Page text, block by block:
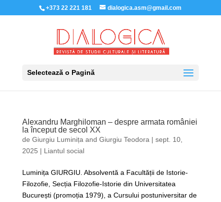
+373 22 221 181 dialogica.asm@gmail.com
Selectează o Pagină
Alexandru Marghiloman – despre armata româniei
la început de secol XX
de Giurgiu Luminița and Giurgiu Teodora | sept. 10,
2025 | Liantul social
Luminița GIURGIU. Absolventă a Facultății de Istorie-
Filozofie, Secția Filozofie-Istorie din Universitatea
București (promoția 1979), a Cursului postuniversitar de